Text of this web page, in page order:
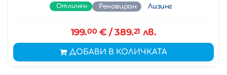
Отличен Реновиран Лизинг
199.00€ / 389.21 лв.
ДОБАВИ В КОЛИЧКАТА